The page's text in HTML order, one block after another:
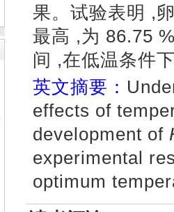
果。试验表明 ,
最高 ,为 86.75
间 ,在低温条件
英文摘要：
effects of
development of
experimental
optimum